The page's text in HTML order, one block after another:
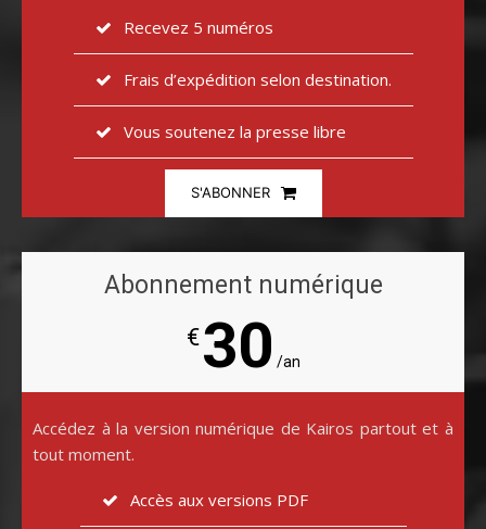
Recevez 5 numéros
Frais d’expédition selon destination.
Vous soutenez la presse libre
S'ABONNER
Abonnement numérique
€30 /an
Accédez à la version numérique de Kairos partout et à
tout moment.
Accès aux versions PDF